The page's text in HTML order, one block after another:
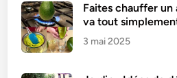
Faites chauffer
va tout
3 mai 2025